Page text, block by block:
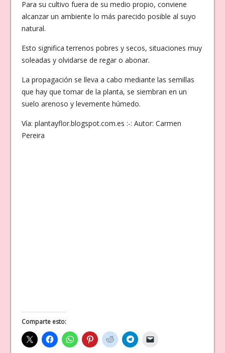
Para su cultivo fuera de su medio propio, conviene
alcanzar un ambiente lo más parecido posible al suyo
natural.
Esto significa terrenos pobres y secos, situaciones muy
soleadas y olvidarse de regar o abonar.
La propagación se lleva a cabo mediante las semillas
que hay que tomar de la planta, se siembran en un
suelo arenoso y levemente húmedo.
Vía: plantayflor.blogspot.com.es :-: Autor: Carmen
Pereira
Comparte esto: